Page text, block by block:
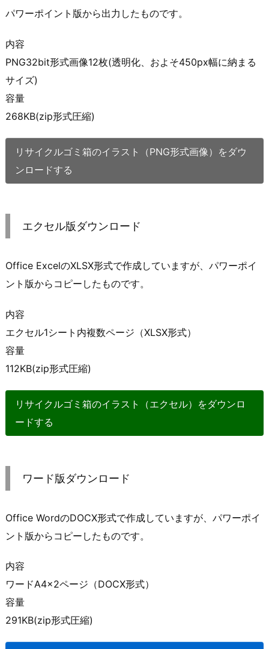
パワーポイント版から出力したものです。
内容
PNG32bit形式画像12枚(透明化、およそ450px幅に納まる
サイズ)
容量
268KB(zip形式圧縮)
リサイクルゴミ箱のイラスト（PNG形式画像）をダウ
ンロードする
エクセル版ダウンロード
Office ExcelのXLSX形式で作成していますが、パワーポイ
ント版からコピーしたものです。
内容
エクセル1シート内複数ページ（XLSX形式）
容量
112KB(zip形式圧縮)
リサイクルゴミ箱のイラスト（エクセル）をダウンロ
ードする
ワード版ダウンロード
Office WordのDOCX形式で作成していますが、パワーポイ
ント版からコピーしたものです。
内容
ワードA4×2ページ（DOCX形式）
容量
291KB(zip形式圧縮)